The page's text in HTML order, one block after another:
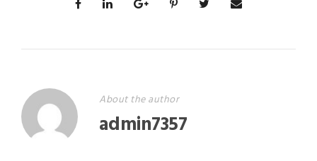
About the author
admin7357